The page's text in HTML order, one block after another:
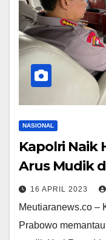
NASIONAL
Kapolri Naik
Arus Mudik
16 APRIL 2023
Meutiaranews.co –
Prabowo